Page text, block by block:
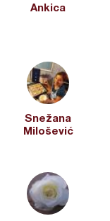
Ankica
Snežana
Milošević